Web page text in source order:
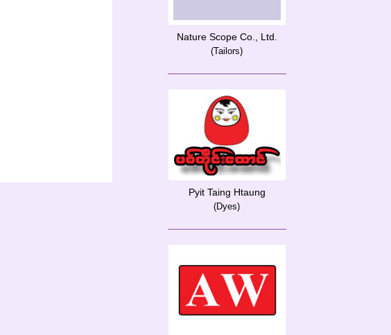
Nature Scope Co., Ltd.
(Tailors)
Pyit Taing Htaung
(Dyes)